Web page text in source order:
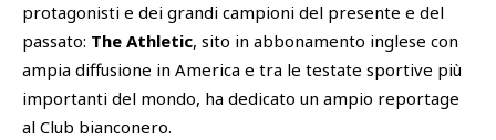
protagonisti e dei grandi campioni del presente e del
passato: The Athletic, sito in abbonamento inglese con
ampia diffusione in America e tra le testate sportive più
importanti del mondo, ha dedicato un ampio reportage
al Club bianconero.